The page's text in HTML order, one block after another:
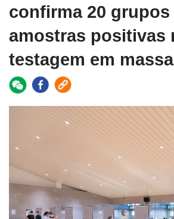
confirma 20 grupos
amostras positivas
testagem em massa